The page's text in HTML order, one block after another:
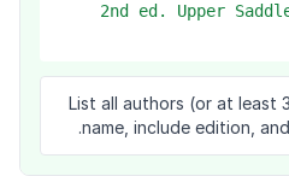
2nd ed. Upper
List all authors (or at least
name, include edition,